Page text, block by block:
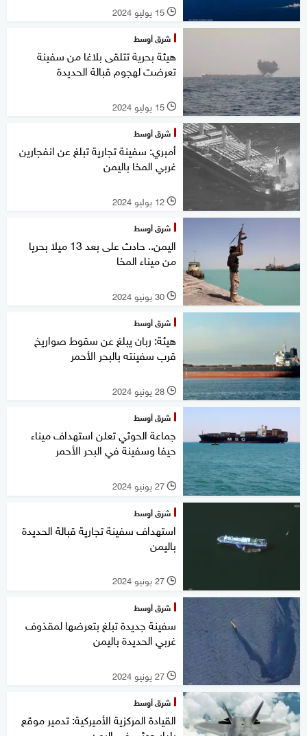
l 15 يوليو 2024
شرق أوسط
هيئة بحرية تتلقى بلاغا من سفينة
تعرضت لهجوم قبالة الحديدة
l 15 يوليو 2024
شرق أوسط
أمبري: سفينة تجارية تبلغ عن انفجارين
غربي المخا باليمن
l 12 يوليو 2024
شرق أوسط
اليمن.. حادث على بعد 13 ميلا بحريا
من ميناء المخا
l 30 يونيو 2024
شرق أوسط
هيئة: ربان يبلغ عن سقوط صواريخ
قرب سفينته بالبحر الأحمر
l 28 يونيو 2024
شرق أوسط
جماعة الحوثي تعلن استهداف ميناء
حيفا وسفينة في البحر الأحمر
l 27 يونيو 2024
شرق أوسط
استهداف سفينة تجارية قبالة الحديدة
باليمن
l 27 يونيو 2024
شرق أوسط
سفينة جديدة تبلغ بتعرضها لمقذوف
غربي الحديدة باليمن
l 27 يونيو 2024
شرق أوسط
القيادة المركزية الأميركية: تدمير موقع